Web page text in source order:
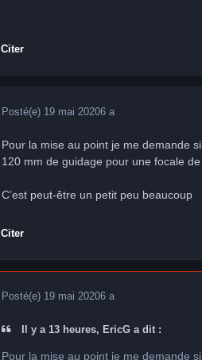
Citer
Posté(e) 19 mai 20206 a
Pour la mise au point je me demande
120 mm de guidage pour une focale de
C’est peut-être un petit peu beaucoup
Citer
Posté(e) 19 mai 20206 a
Il y a 13 heures, EricG a dit :
Pour la mise au point je me demande